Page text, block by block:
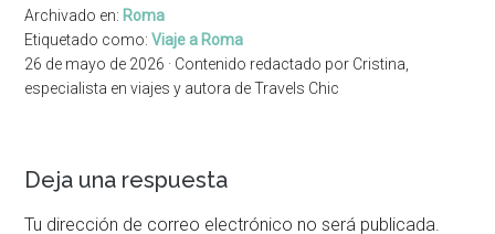
Archivado en: Roma
Etiquetado como:Viaje a Roma
26 de mayo de 2026 · Contenido redactado por Cristina,
especialista en viajes y autora de Travels Chic
Interacciones
Deja una respuesta
Tu dirección de correo electrónico no será publicada.